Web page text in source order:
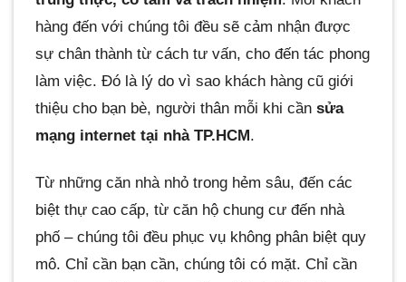
hàng đến với chúng tôi đều sẽ cảm nhận được
sự chân thành từ cách tư vấn, cho đến tác phong
làm việc. Đó là lý do vì sao khách hàng cũ giới
thiệu cho bạn bè, người thân mỗi khi cần sửa
mạng internet tại nhà TP.HCM .
Từ những căn nhà nhỏ trong hẻm sâu, đến các
biệt thự cao cấp, từ căn hộ chung cư đến nhà
phố – chúng tôi đều phục vụ không phân biệt quy
mô. Chỉ cần bạn cần, chúng tôi có mặt. Chỉ cần